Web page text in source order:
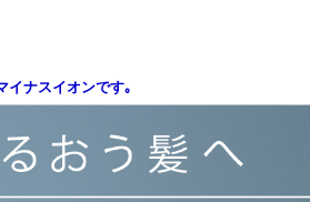
イナスイオンです｡